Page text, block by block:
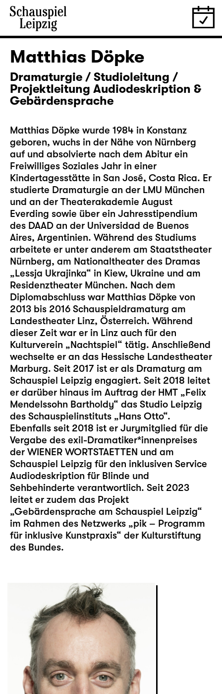
Matthias Döpke
Dramaturgie / Studioleitung /
Projektleitung Audiodeskription &
Gebärdensprache
Matthias Döpke wurde 1984 in Konstanz
geboren, wuchs in der Nähe von Nürnberg
auf und absolvierte nach dem Abitur ein
Freiwilliges Soziales Jahr in einer
Kindertagesstätte in San José, Costa Rica. Er
studierte Dramaturgie an der LMU München
und an der Theaterakademie August
Everding sowie über ein Jahresstipendium
des DAAD an der Universidad de Buenos
Aires, Argentinien. Während des Studiums
arbeitete er unter anderem am Staatstheater
Nürnberg, am Nationaltheater des Dramas
„Lessja Ukrajinka“ in Kiew, Ukraine und am
Residenztheater München. Nach dem
Diplomabschluss war Matthias Döpke von
2013 bis 2016 Schauspieldramaturg am
Landestheater Linz, Österreich. Während
dieser Zeit war er in Linz auch für den
Kulturverein „Nachtspiel“ tätig. Anschließend
wechselte er an das Hessische Landestheater
Marburg. Seit 2017 ist er als Dramaturg am
Schauspiel Leipzig engagiert. Seit 2018 leitet
er darüber hinaus im Auftrag der HMT „Felix
Mendelssohn Bartholdy“ das Studio Leipzig
des Schauspielinstituts „Hans Otto“.
Ebenfalls seit 2018 ist er Jurymitglied für die
Vergabe des exil-Dramatiker*innenpreises
der WIENER WORTSTAETTEN und am
Schauspiel Leipzig für den inklusiven Service
Audiodeskription für Blinde und
Sehbehinderte verantwortlich. Seit 2023
leitet er zudem das Projekt
„Gebärdensprache am Schauspiel Leipzig“
im Rahmen des Netzwerks „pik – Programm
für inklusive Kunstpraxis“ der Kulturstiftung
des Bundes.